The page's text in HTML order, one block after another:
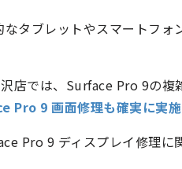
タブレットやスマートフ
店では、Surface Pro 9の複
Pro 9 画面修理も確実に実
Pro 9 ディスプレイ修理